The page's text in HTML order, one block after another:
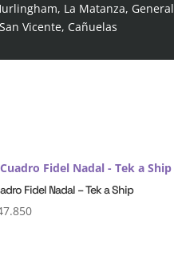
La Matanza, General
Vicente, Cañuelas
Fidel Nadal – Tek a Ship